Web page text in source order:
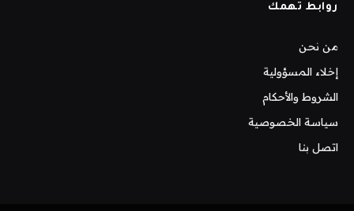
روابط تهمك
من نحن
إخلاء المسؤولية
الشروط والأحكام
سياسة الخصوصية
اتصل بنا